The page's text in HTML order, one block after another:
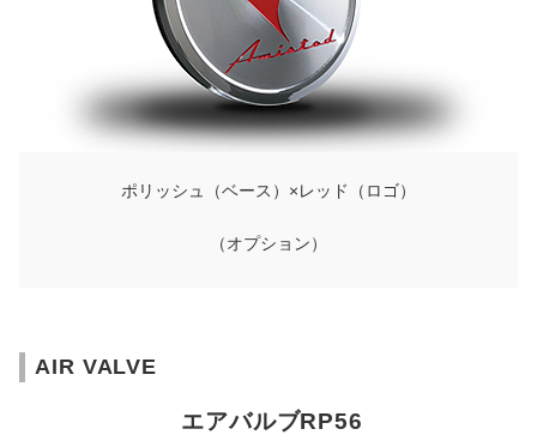
ポリッシュ（ベース）×レッド（ロゴ）
（オプション）
AIR VALVE
エアバルブRP56